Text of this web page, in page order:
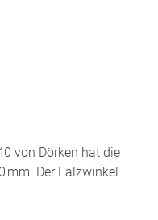
von Dörken hat die
mm. Der Falzwinkel